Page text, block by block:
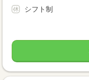
シフト制